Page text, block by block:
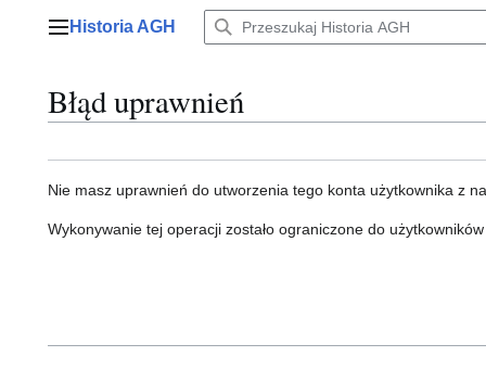
Menu główne
Historia AGH
Błąd uprawnień
Nie masz uprawnień do utworzenia tego konta użytkownika z
Wykonywanie tej operacji zostało ograniczone do